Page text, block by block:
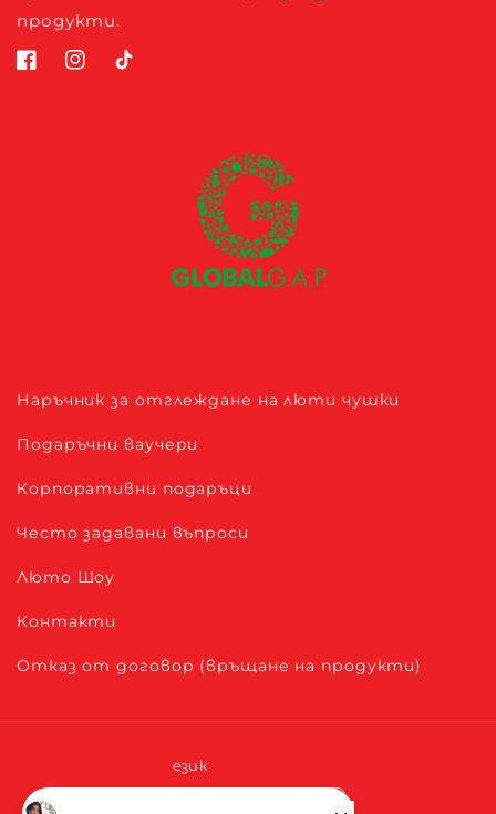
продукти.
Наръчник за отглеждане на люти чушки
Подаръчни ваучери
Корпоративни подаръци
Често задавани въпроси
Люто Шоу
Контакти
Отказ от договор (връщане на продукти)
език